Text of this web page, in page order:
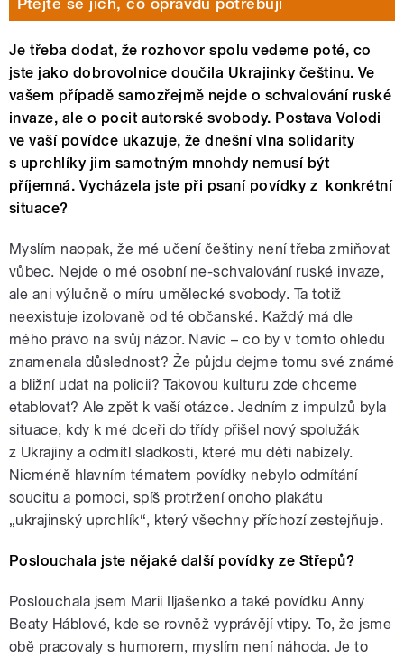
Je třeba dodat, že rozhovor spolu vedeme poté, co
jste jako dobrovolnice doučila Ukrajinky češtinu. Ve
vašem případě samozřejmě nejde o schvalování ruské
invaze, ale o pocit autorské svobody. Postava Volodi
ve vaší povídce ukazuje, že dnešní vlna solidarity
s uprchlíky jim samotným mnohdy nemusí být
příjemná. Vycházela jste při psaní povídky z konkrétní
situace?
Myslím naopak, že mé učení češtiny není třeba zmiňovat
vůbec. Nejde o mé osobní ne-schvalování ruské invaze,
ale ani výlučně o míru umělecké svobody. Ta totiž
neexistuje izolovaně od té občanské. Každý má dle
mého právo na svůj názor. Navíc – co by v tomto ohledu
znamenala důslednost? Že půjdu dejme tomu své známé
a bližní udat na policii? Takovou kulturu zde chceme
etablovat? Ale zpět k vaší otázce. Jedním z impulzů byla
situace, kdy k mé dceři do třídy přišel nový spolužák
z Ukrajiny a odmítl sladkosti, které mu děti nabízely.
Nicméně hlavním tématem povídky nebylo odmítání
soucitu a pomoci, spíš protržení onoho plakátu
„ukrajinský uprchlík“, který všechny příchozí zestejňuje.
Poslouchala jste nějaké další povídky ze Střepů?
Poslouchala jsem Marii Iljašenko a také povídku Anny
Beaty Háblové, kde se rovněž vyprávějí vtipy. To, že jsme
obě pracovaly s humorem, myslím není náhoda. Je to